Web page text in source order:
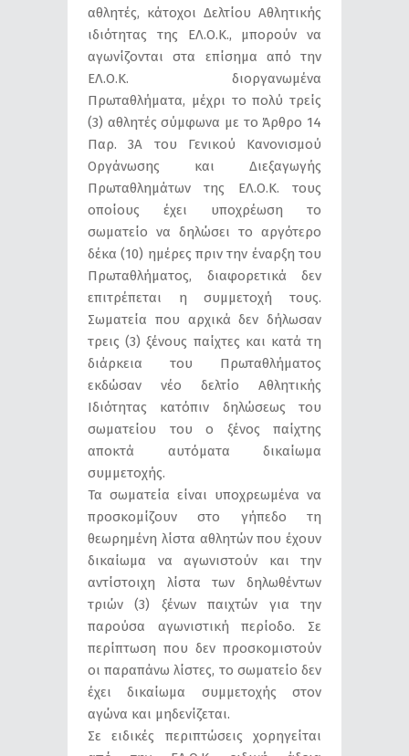
αθλητές, κάτοχοι Δελτίου Αθλητικής
ιδιότητας της ΕΛ.Ο.Κ., μπορούν να
αγωνίζονται στα επίσημα από την
ΕΛ.Ο.Κ. διοργανωμένα
Πρωταθλήματα, μέχρι το πολύ τρείς
(3) αθλητές σύμφωνα με το Άρθρο 14
Παρ. 3Α του Γενικού Κανονισμού
Οργάνωσης και Διεξαγωγής
Πρωταθλημάτων της ΕΛ.Ο.Κ. τους
οποίους έχει υποχρέωση το
σωματείο να δηλώσει το αργότερο
δέκα (10) ημέρες πριν την έναρξη του
Πρωταθλήματος, διαφορετικά δεν
επιτρέπεται η συμμετοχή τους.
Σωματεία που αρχικά δεν δήλωσαν
τρεις (3) ξένους παίχτες και κατά τη
διάρκεια του Πρωταθλήματος
εκδώσαν νέο δελτίο Αθλητικής
Ιδιότητας κατόπιν δηλώσεως του
σωματείου του ο ξένος παίχτης
αποκτά αυτόματα δικαίωμα
συμμετοχής.
Τα σωματεία είναι υποχρεωμένα να
προσκομίζουν στο γήπεδο τη
θεωρημένη λίστα αθλητών που έχουν
δικαίωμα να αγωνιστούν και την
αντίστοιχη λίστα των δηλωθέντων
τριών (3) ξένων παιχτών για την
παρούσα αγωνιστική περίοδο. Σε
περίπτωση που δεν προσκομιστούν
οι παραπάνω λίστες, το σωματείο δεν
έχει δικαίωμα συμμετοχής στον
αγώνα και μηδενίζεται.
Σε ειδικές περιπτώσεις χορηγείται